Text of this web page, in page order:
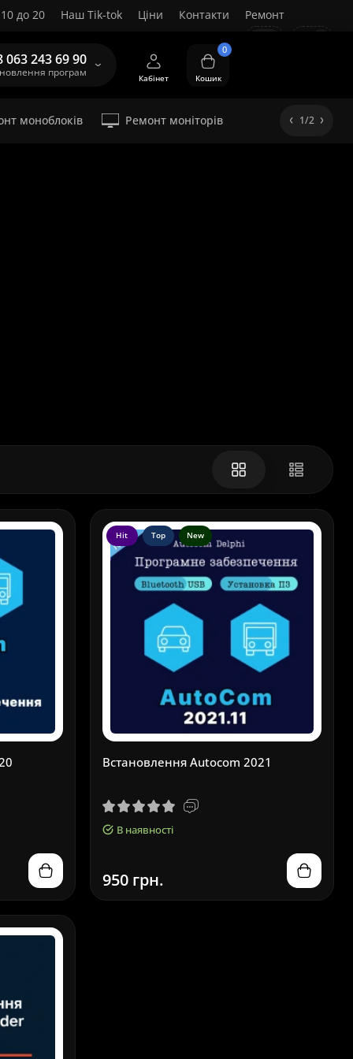
до 20 Наш Tik-tok Ціни Контакти Ремонт
063 243 69 90
програм Кабінет
0
Кошик
моноблоків Ремонт моніторів 1/2
Hit Top New
Встановлення Autocom 2021
В наявності
950 грн.